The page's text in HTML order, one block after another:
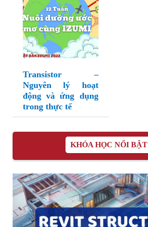
Transistor –
Nguyên lý hoạt
động và ứng dụng
trong thực tế
KHÓA HỌC NỔI BẬT